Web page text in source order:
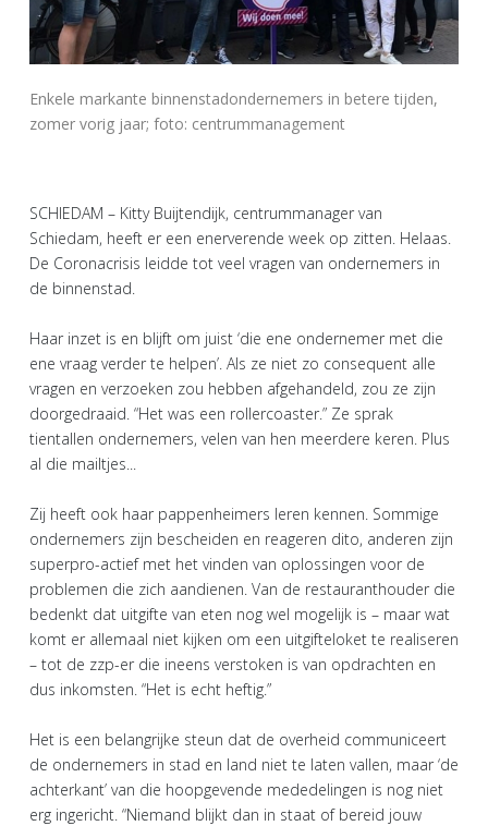
Enkele markante binnenstadondernemers in betere tijden,
zomer vorig jaar; foto: centrummanagement
SCHIEDAM – Kitty Buijtendijk, centrummanager van
Schiedam, heeft er een enerverende week op zitten. Helaas.
De Coronacrisis leidde tot veel vragen van ondernemers in
de binnenstad.
Haar inzet is en blijft om juist ‘die ene ondernemer met die
ene vraag verder te helpen’. Als ze niet zo consequent alle
vragen en verzoeken zou hebben afgehandeld, zou ze zijn
doorgedraaid. “Het was een rollercoaster.” Ze sprak
tientallen ondernemers, velen van hen meerdere keren. Plus
al die mailtjes...
Zij heeft ook haar pappenheimers leren kennen. Sommige
ondernemers zijn bescheiden en reageren dito, anderen zijn
superpro-actief met het vinden van oplossingen voor de
problemen die zich aandienen. Van de restauranthouder die
bedenkt dat uitgifte van eten nog wel mogelijk is – maar wat
komt er allemaal niet kijken om een uitgifteloket te realiseren
– tot de zzp-er die ineens verstoken is van opdrachten en
dus inkomsten. “Het is echt heftig.”
Het is een belangrijke steun dat de overheid communiceert
de ondernemers in stad en land niet te laten vallen, maar ‘de
achterkant’ van die hoopgevende mededelingen is nog niet
erg ingericht. “Niemand blijkt dan in staat of bereid jouw